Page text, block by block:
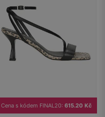
Cena s kódem FINAL20: 615.20 Kč